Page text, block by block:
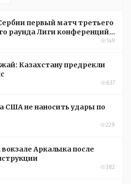
первый матч третьего
раунда Лиги конференций
149
Казахстану предрекли
637
США не наносить удары по
229
Аркалыка после
382